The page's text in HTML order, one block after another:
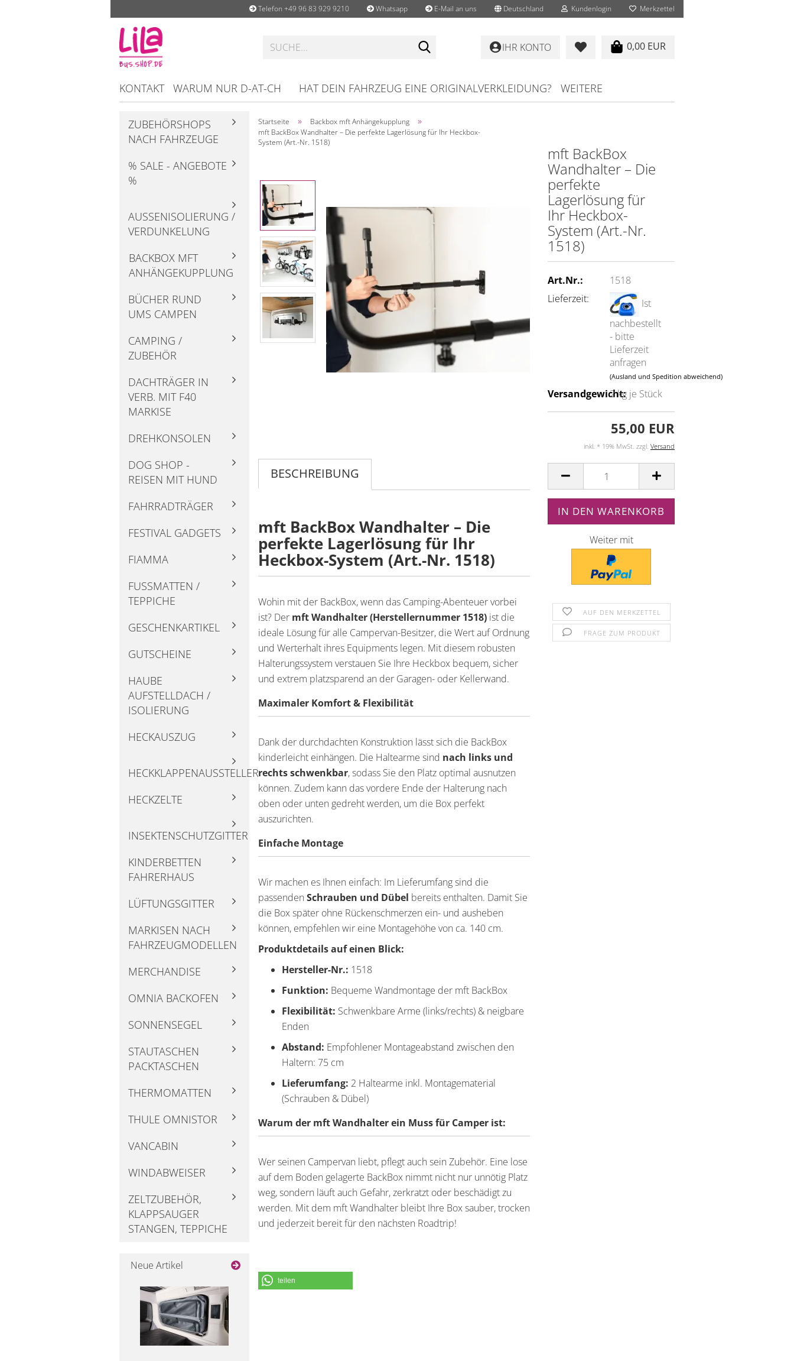
Telefon +49 96 83 929 9210 Whatsapp E-Mail an uns Deutschland Kundenlogin Merkzettel
0,00 EUR
IHR KONTO
KONTAKT WARUM NUR D-AT-CH HAT DEIN FAHRZEUG EINE ORIGINALVERKLEIDUNG? WEITERE
Startseite » Backbox mft Anhängekupplung »
mft BackBox Wandhalter – Die perfekte Lagerlösung für Ihr Heckbox-
System (Art.-Nr. 1518)
mft BackBox
Wandhalter – Die
perfekte
Lagerlösung für
Ihr Heckbox-
System (Art.-Nr.
1518)
Art.Nr.:
1518
Lieferzeit:
Ist
nachbestellt
- bitte
Lieferzeit
anfragen
(Ausland und Spedition abweichend)
Versandgewicht:
2kg je Stück
55,00 EUR
inkl. * 19% MwSt. zzgl. Versand
Weiter mit
AUF DEN MERKZETTEL
FRAGE ZUM PRODUKT
BESCHREIBUNG
mft BackBox Wandhalter – Die
perfekte Lagerlösung für Ihr
Heckbox-System (Art.-Nr. 1518)
Wohin mit der BackBox, wenn das Camping-Abenteuer vorbei
ist? Der mft Wandhalter (Herstellernummer 1518) ist die
ideale Lösung für alle Campervan-Besitzer, die Wert auf Ordnung
und Werterhalt ihres Equipments legen. Mit diesem robusten
Halterungssystem verstauen Sie Ihre Heckbox bequem, sicher
und extrem platzsparend an der Garagen- oder Kellerwand.
Maximaler Komfort & Flexibilität
Dank der durchdachten Konstruktion lässt sich die BackBox
kinderleicht einhängen. Die Haltearme sind nach links und
rechts schwenkbar, sodass Sie den Platz optimal ausnutzen
können. Zudem kann das vordere Ende der Halterung nach
oben oder unten gedreht werden, um die Box perfekt
auszurichten.
Einfache Montage
Wir machen es Ihnen einfach: Im Lieferumfang sind die
passenden Schrauben und Dübel bereits enthalten. Damit Sie
die Box später ohne Rückenschmerzen ein- und ausheben
können, empfehlen wir eine Montagehöhe von ca. 140 cm.
Produktdetails auf einen Blick:
Hersteller-Nr.: 1518
Funktion: Bequeme Wandmontage der mft BackBox
Flexibilität: Schwenkbare Arme (links/rechts) & neigbare
Enden
Abstand: Empfohlener Montageabstand zwischen den
Haltern: 75 cm
Lieferumfang: 2 Haltearme inkl. Montagematerial
(Schrauben & Dübel)
Warum der mft Wandhalter ein Muss für Camper ist:
Wer seinen Campervan liebt, pflegt auch sein Zubehör. Eine lose
auf dem Boden gelagerte BackBox nimmt nicht nur unnötig Platz
weg, sondern läuft auch Gefahr, zerkratzt oder beschädigt zu
werden. Mit dem mft Wandhalter bleibt Ihre Box sauber, trocken
und jederzeit bereit für den nächsten Roadtrip!
teilen
ZUBEHÖRSHOPS
NACH FAHRZEUGE
% SALE - ANGEBOTE
%
AUSSENISOLIERUNG / V
ERDUNKELUNG
BACKBOX MFT
ANHÄNGEKUPPLUNG
BÜCHER RUND
UMS CAMPEN
CAMPING /
ZUBEHÖR
DACHTRÄGER IN
VERB. MIT F40
MARKISE
DREHKONSOLEN
DOG SHOP -
REISEN MIT HUND
FAHRRADTRÄGER
FESTIVAL GADGETS
FIAMMA
FUSSMATTEN / T
EPPICHE
GESCHENKARTIKEL
GUTSCHEINE
HAUBE
AUFSTELLDACH /
ISOLIERUNG
HECKAUSZUG
HECKKLAPPENAUSSTELLER
HECKZELTE
INSEKTENSCHUTZGITTER
KINDERBETTEN
FAHRERHAUS
LÜFTUNGSGITTER
MARKISEN NACH
FAHRZEUGMODELLEN
MERCHANDISE
OMNIA BACKOFEN
SONNENSEGEL
STAUTASCHEN
PACKTASCHEN
THERMOMATTEN
THULE OMNISTOR
VANCABIN
WINDABWEISER
ZELTZUBEHÖR,
KLAPPSAUGER
STANGEN, TEPPICHE
Neue Artikel